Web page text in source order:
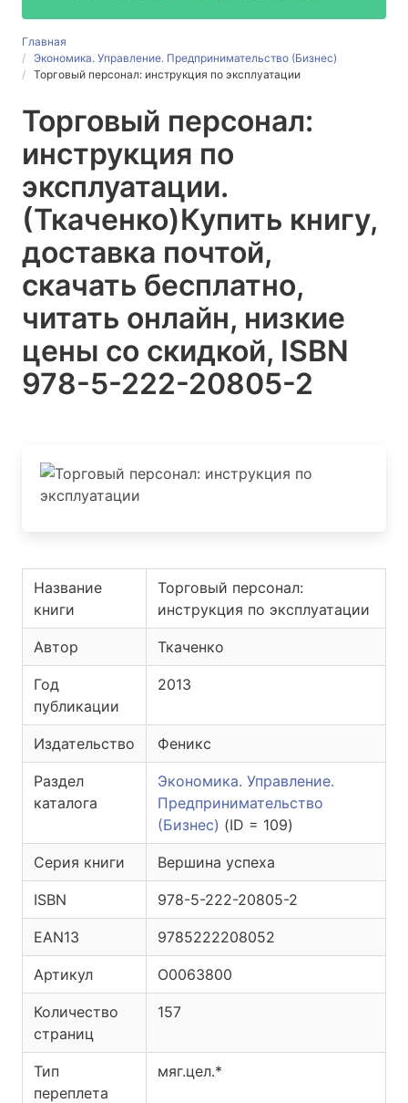
Главная
Экономика. Управление. Предпринимательство (Бизнес)
Торговый персонал: инструкция по эксплуатации
Торговый персонал:
инструкция по
эксплуатации.
(Ткаченко)Купить книгу,
доставка почтой,
скачать бесплатно,
читать онлайн, низкие
цены со скидкой, ISBN
978-5-222-20805-2
Название
книги
Торговый персонал:
инструкция по эксплуатации
Автор Ткаченко
Год
публикации
2013
Издательство Феникс
Раздел
каталога
Экономика. Управление.
Предпринимательство
(Бизнес) (ID = 109)
Серия книги Вершина успеха
ISBN 978-5-222-20805-2
EAN13 9785222208052
Артикул O0063800
Количество
страниц
157
Тип
переплета
мяг.цел.*